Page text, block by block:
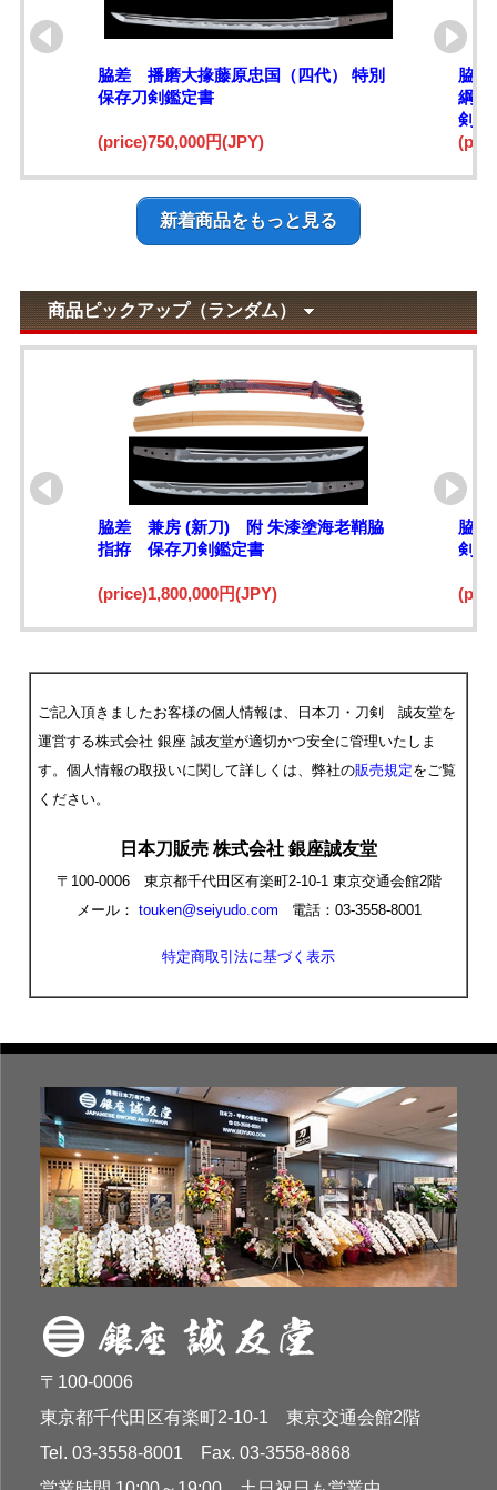
脇差 播磨大掾藤原忠国（四代） 特別
保存刀剣鑑定書
(price)750,000円(JPY)
脇
綱)
剣
新着商品をもっと見る
商品ピックアップ（ランダム）
脇差 兼房 (新刀) 附 朱漆塗海老鞘脇
指拵 保存刀剣鑑定書
(price)1,800,000円(JPY)
脇
剣
ご記入頂きましたお客様の個人情報は、日本刀・刀剣 誠友堂を
運営する株式会社 銀座 誠友堂が適切かつ安全に管理いたしま
す。個人情報の取扱いに関して詳しくは、弊社の販売規定をご覧
ください。
日本刀販売 株式会社 銀座誠友堂
〒100-0006 東京都千代田区有楽町2-10-1 東京交通会館2階
メール： touken@seiyudo.com 電話：03-3558-8001
特定商取引法に基づく表示
〒100-0006
東京都千代田区有楽町2-10-1 東京交通会館2階
Tel. 03-3558-8001 Fax. 03-3558-8868